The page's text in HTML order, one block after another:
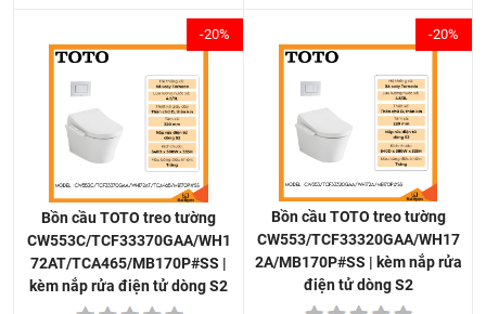
-20%
Bồn cầu TOTO treo tường
CW553C/TCF33370GAA/WH1
72AT/TCA465/MB170P#SS |
kèm nắp rửa điện tử dòng S2
-20%
Bồn cầu TOTO treo tường
CW553/TCF33320GAA/WH17
2A/MB170P#SS | kèm nắp rửa
điện tử dòng S2